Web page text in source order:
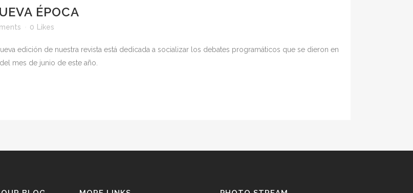
ÉPOCA
0 Likes
edición de nuestra revista está dedicada a socializar los debates programáticos que se dieron en
mes de junio de este año.